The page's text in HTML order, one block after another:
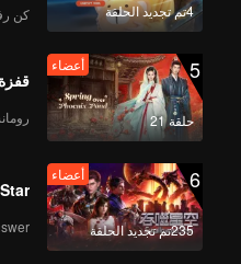
4تم تجديد الحلقة كن
5
حلقة 21
أعضاء
6
235تم تجديد الحلقة
أعضاء